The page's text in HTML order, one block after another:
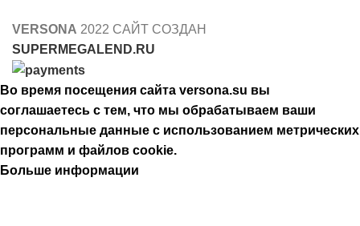
VERSONA 2022 САЙТ СОЗДАН
SUPERMEGALEND.RU
Во время посещения сайта versona.su вы
соглашаетесь с тем, что мы обрабатываем ваши
персональные данные с использованием метрических
программ и файлов cookie.
Больше информации